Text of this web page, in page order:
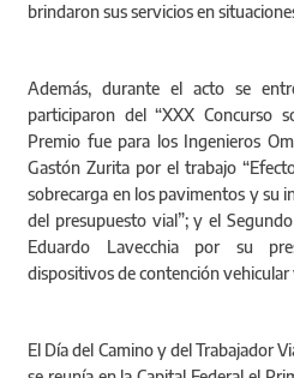
brindaron sus servicios en
Además, durante el acto se
participaron del “XXX Concurso
Premio fue para los Ingenieros
Gastón Zurita por el trabajo
sobrecarga en los pavimentos y su
del presupuesto vial”; y el
Eduardo Lavecchia por su
dispositivos de contención
El Día del Camino y del Trabajador